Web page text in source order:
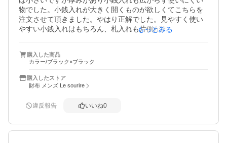
物でした。小銭入れが大きく開くものが欲しくてこちらを
注文させて頂きました。やはり正解でした。見やすく使い
やすい小銭入れはもちろん、札入れも片側が開いているの
が、全部で二枚位入れば十分なので満足です。シンブルで
すがよく考えられて作られておりとても気に入りました。
もっとみる
購入した商品
カラー/ブラック×ブラック
購入したストア
財布 メンズ Le sourire
違反報告 いいね0